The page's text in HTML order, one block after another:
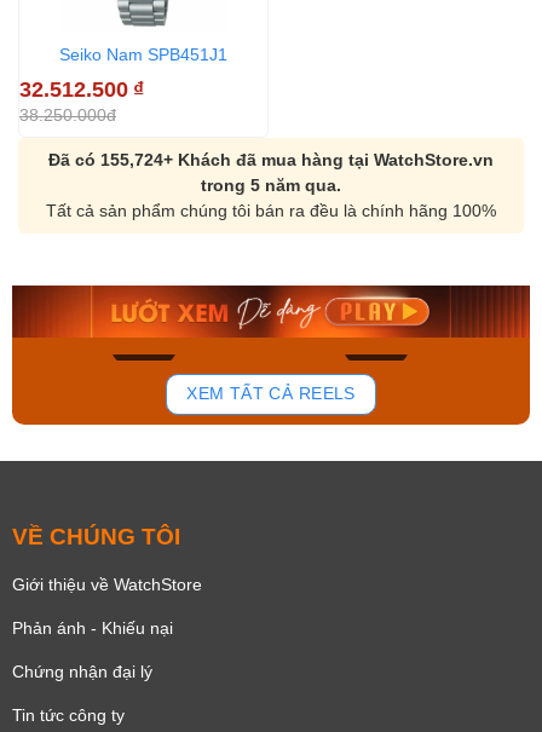
Seiko Nam SPB451J1
32.512.500 ₫
38.250.000đ
Đã có 155,724+ Khách đã mua hàng tại WatchStore.vn
trong 5 năm qua.
Tất cả sản phẩm chúng tôi bán ra đều là chính hãng 100%
131
Orient Nam RA-
Mua ngay
Casio Nam MTS-
Mua ngay
XEM TẤT CẢ REELS
VỀ CHÚNG TÔI
Giới thiệu về WatchStore
Phản ánh - Khiếu nại
Chứng nhận đại lý
Tin tức công ty